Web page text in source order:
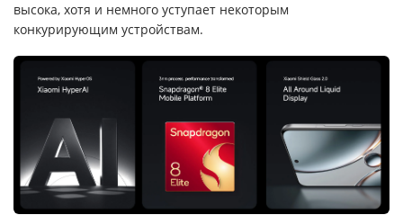
высока, хотя и немного уступает некоторым
конкурирующим устройствам.